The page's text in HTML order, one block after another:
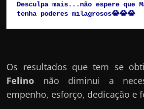
Desculpa mais...não espere que
tenha poderes milagrosos😂😂😂
Os resultados que tem se
Felino não diminui a
empenho, esforço, dedicação e